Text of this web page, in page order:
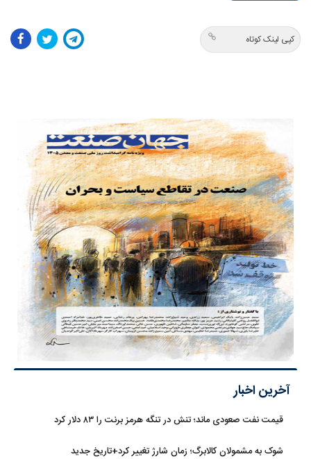
کپی لینک کوتاه
آخرین اخبار
قیمت نفت صعودی ماند؛ تنش در تنگه هرمز برنت را ۸۳ دلار کرد
شوک به مشمولان کالابرگ؛ زمان شارژ تغییر کرد+تاریخ جدید